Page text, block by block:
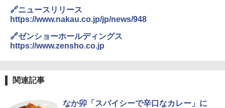
3
[山善] スチームオーブンレンジ 省エネ
高効率 15L 一人暮らし 二人暮らし スチ
🔗ニュースリリース
https://www.nakau.co.jp/jp/news/948
🔗ゼンショーホールディングス
https://www.zensho.co.jp
関連記事
なか卯「スパイシーで辛口なカレー」に